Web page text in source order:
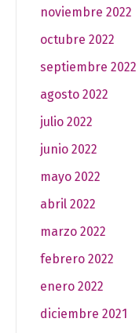
noviembre 2022
octubre 2022
septiembre 2022
agosto 2022
julio 2022
junio 2022
mayo 2022
abril 2022
marzo 2022
febrero 2022
enero 2022
diciembre 2021